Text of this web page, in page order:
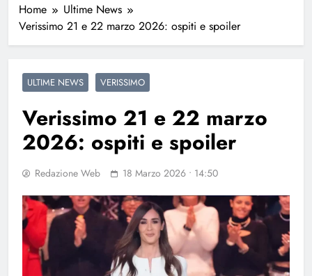
Home
Ultime News
Verissimo 21 e 22 marzo 2026: ospiti e spoiler
ULTIME NEWS VERISSIMO
Verissimo 21 e 22 marzo
2026: ospiti e spoiler
Redazione Web 18 Marzo 2026 • 14:50